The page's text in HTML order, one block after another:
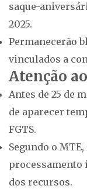
saque-
2025.
Permanecerão
vinculados a
Atenção
Antes de 25 de
de aparecer
FGTS.
Segundo o
processamento
dos recursos.